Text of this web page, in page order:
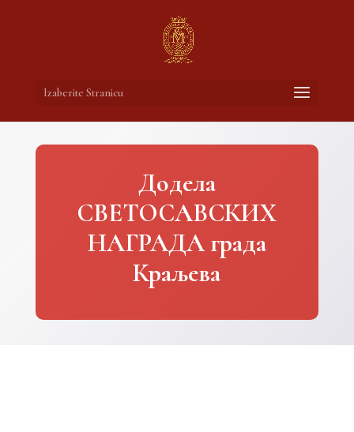
Izaberite Stranicu
Додела
СВЕТОСАВСКИХ
НАГРАДА града
Краљева